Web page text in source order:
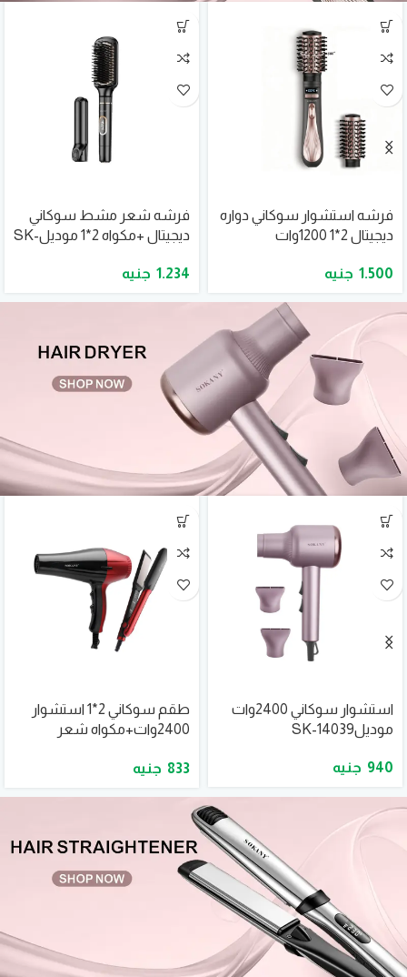
فرشه استشوار سوكاني دواره
ديجيتال 2*1 1200وات
1.500
فرشه شعر مشط سوكاني
ديجيتال +مكواه 2*1 موديلSK-
1.234
استشوار سوكاني 2400وات
موديلSK-14039
940
طقم سوكاني 2*1 استشوار
2400وات+مكواه شعر
833